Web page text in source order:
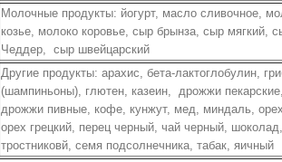
Молочные продукты: йогурт, масло сливочное,
козье, молоко коровье, сыр брынза, сыр мягкий,
Чеддер, сыр швейцарский
Другие продукты: арахис, бета-лактоглобулин,
(шампиньоны), глютен, казеин, дрожжи
дрожжи пивные, кофе, кунжут, мед, миндаль,
орех грецкий, перец черный, чай черный,
тростниковй, семя подсолнечника, табак, яичный